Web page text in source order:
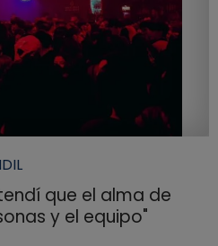
que el alma de
y el equipo"